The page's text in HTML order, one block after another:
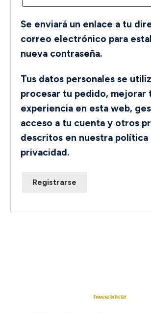
Se enviará un enlace a tu
correo electrónico para
nueva contraseña.
Tus datos personales se
procesar tu pedido, mejorar
experiencia en esta web,
acceso a tu cuenta y otros
descritos en nuestra política
privacidad.
Registrarse